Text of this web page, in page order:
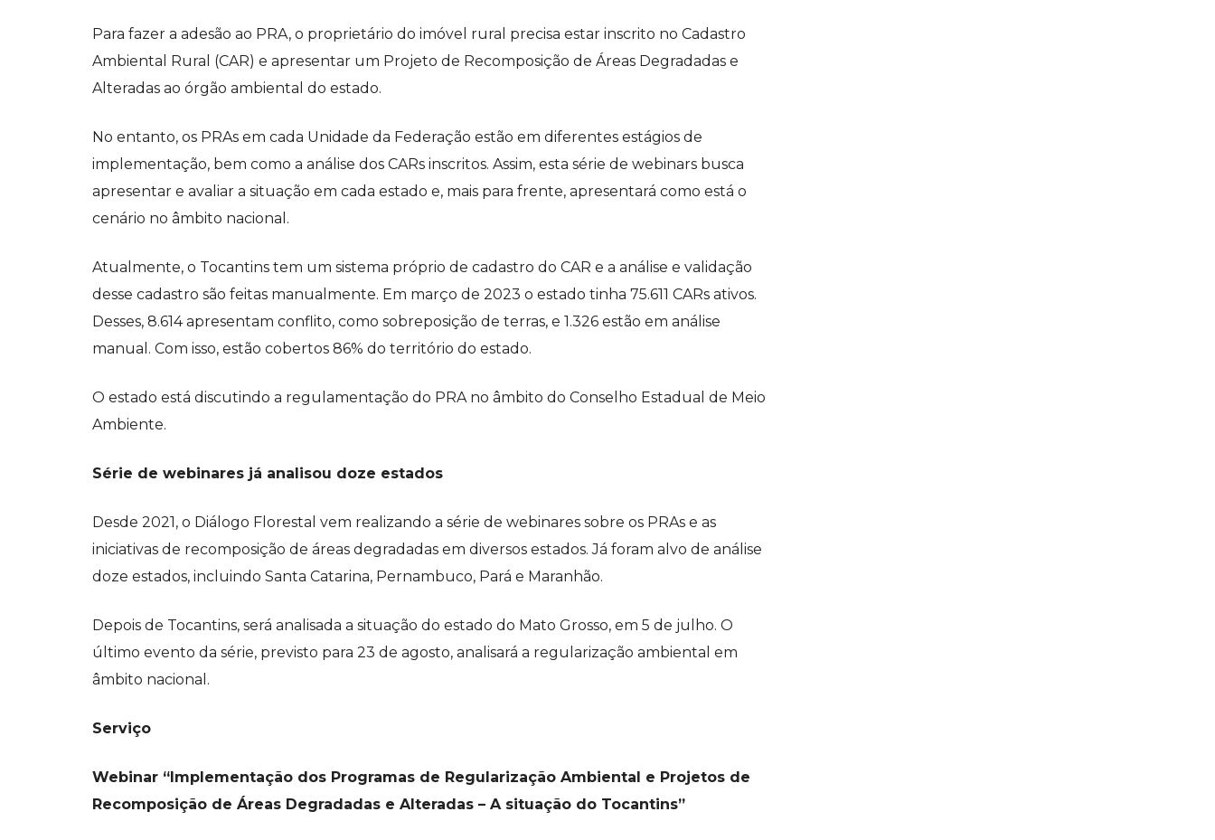
Para fazer a adesão ao PRA, o proprietário do imóvel rural precisa estar inscrito no Cadastro
Ambiental Rural (CAR) e apresentar um Projeto de Recomposição de Áreas Degradadas e
Alteradas ao órgão ambiental do estado.
No entanto, os PRAs em cada Unidade da Federação estão em diferentes estágios de
implementação, bem como a análise dos CARs inscritos. Assim, esta série de webinars busca
apresentar e avaliar a situação em cada estado e, mais para frente, apresentará como está o
cenário no âmbito nacional.
Atualmente, o Tocantins tem um sistema próprio de cadastro do CAR e a análise e validação
desse cadastro são feitas manualmente. Em março de 2023 o estado tinha 75.611 CARs ativos.
Desses, 8.614 apresentam conflito, como sobreposição de terras, e 1.326 estão em análise
manual. Com isso, estão cobertos 86% do território do estado.
O estado está discutindo a regulamentação do PRA no âmbito do Conselho Estadual de Meio
Ambiente.
Série de webinares já analisou doze estados
Desde 2021, o Diálogo Florestal vem realizando a série de webinares sobre os PRAs e as
iniciativas de recomposição de áreas degradadas em diversos estados. Já foram alvo de análise
doze estados, incluindo Santa Catarina, Pernambuco, Pará e Maranhão.
Depois de Tocantins, será analisada a situação do estado do Mato Grosso, em 5 de julho. O
último evento da série, previsto para 23 de agosto, analisará a regularização ambiental em
âmbito nacional.
Serviço
Webinar “Implementação dos Programas de Regularização Ambiental e Projetos de
Recomposição de Áreas Degradadas e Alteradas – A situação do Tocantins”